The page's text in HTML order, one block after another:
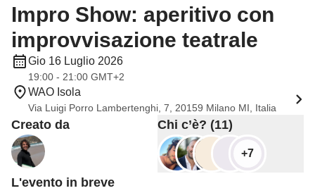
Impro Show: aperitivo con
improvvisazione teatrale
Gio 16 Luglio 2026
19:00 - 21:00 GMT+2
WAO Isola
Via Luigi Porro Lambertenghi, 7, 20159 Milano MI, Italia
Creato da Chi c’è? (11)
+7
L'evento in breve